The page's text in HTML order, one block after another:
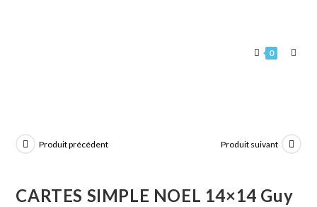
0
Produit précédent Produit suivant
CARTES SIMPLE NOEL 14×14 Guy